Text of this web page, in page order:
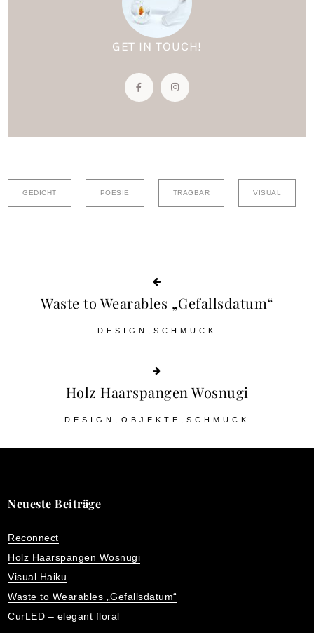
GET IN TOUCH!
GEDICHT POESIE TRAGBAR VISUAL
Waste to Wearables „Gefallsdatum“
DESIGN SCHMUCK
Holz Haarspangen Wosnugi
DESIGN OBJEKTE SCHMUCK
Neueste Beiträge
Reconnect
Holz Haarspangen Wosnugi
Visual Haiku
Waste to Wearables „Gefallsdatum“
CurLED – elegant floral